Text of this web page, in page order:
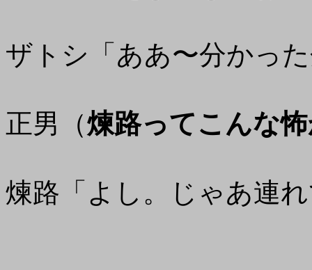
ザトシ「ああ〜分かっ
正男（煉路ってこんな
煉路「よし。じゃあ連